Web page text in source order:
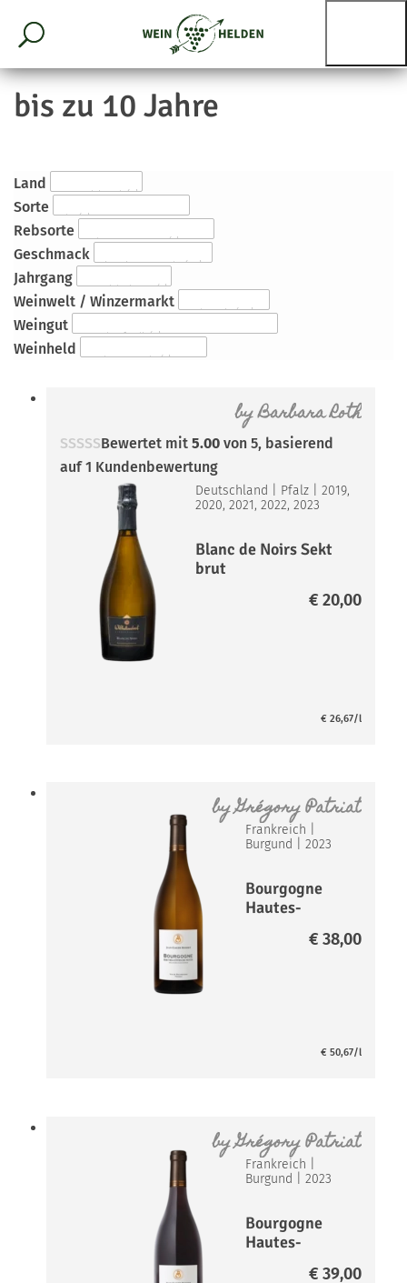
bis zu 10 Jahre
Land
Sorte
Rebsorte
Geschmack
Jahrgang
Weinwelt / Winzermarkt
Weingut
Weinheld
byBarbara Roth
Bewertet mit5.00 von 5, basierend
auf1 Kundenbewertung
Deutschland Pfalz |2019,
2020, 2021, 2022, 2023
Blanc de Noirs Sekt
brut
€ 20,00
€ 26,67/l
byGrégory Patriat
Frankreich
Burgund
|2023
Bourgogne
Hautes-
Nuits Blanc*
€ 38,00
€ 50,67/l
byGrégory Patriat
Frankreich
Burgund
|2023
Bourgogne
Hautes-
€ 39,00